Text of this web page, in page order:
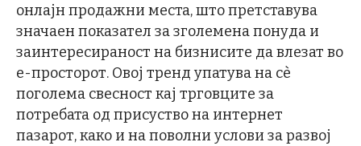
онлајн продажни места, што претставува
значаен показател за зголемена понуда и
заинтересираност на бизнисите да влезат во
е-просторот. Овој тренд упатува на сѐ
поголема свесност кај трговците за
потребата од присуство на интернет
пазарот, како и на поволни услови за развој